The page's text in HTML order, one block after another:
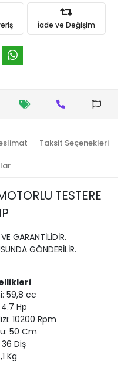
İade ve Değişim
Taksit Seçenekleri
TESTERE
GARANTİLİDİR.
GÖNDERİLİR.
59,8 cc
4.7 Hp
10200 Rpm
50 Cm
Diş
Kg